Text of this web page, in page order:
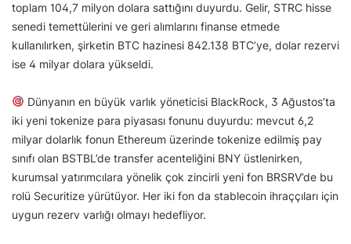
toplam 104,7 milyon dolara sattığını duyurdu. Gelir, STRC hisse
senedi temettülerini ve geri alımlarını finanse etmede
kullanılırken, şirketin BTC hazinesi 842.138 BTC’ye, dolar rezervi
ise 4 milyar dolara yükseldi.
Dünyanın en büyük varlık yöneticisi BlackRock, 3 Ağustos’ta
iki yeni tokenize para piyasası fonunu duyurdu: mevcut 6,2
milyar dolarlık fonun Ethereum üzerinde tokenize edilmiş pay
sınıfı olan BSTBL’de transfer acenteliğini BNY üstlenirken,
kurumsal yatırımcılara yönelik çok zincirli yeni fon BRSRV’de bu
rolü Securitize yürütüyor. Her iki fon da stablecoin ihraççıları için
uygun rezerv varlığı olmayı hedefliyor.